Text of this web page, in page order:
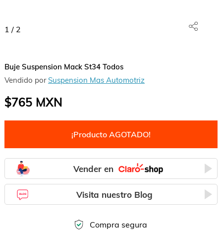
1 / 2
Buje Suspension Mack St34 Todos
Vendido por Suspension Mas Automotriz
$765MXN
¡Producto AGOTADO!
Vender en
Visita nuestro Blog
Compra segura